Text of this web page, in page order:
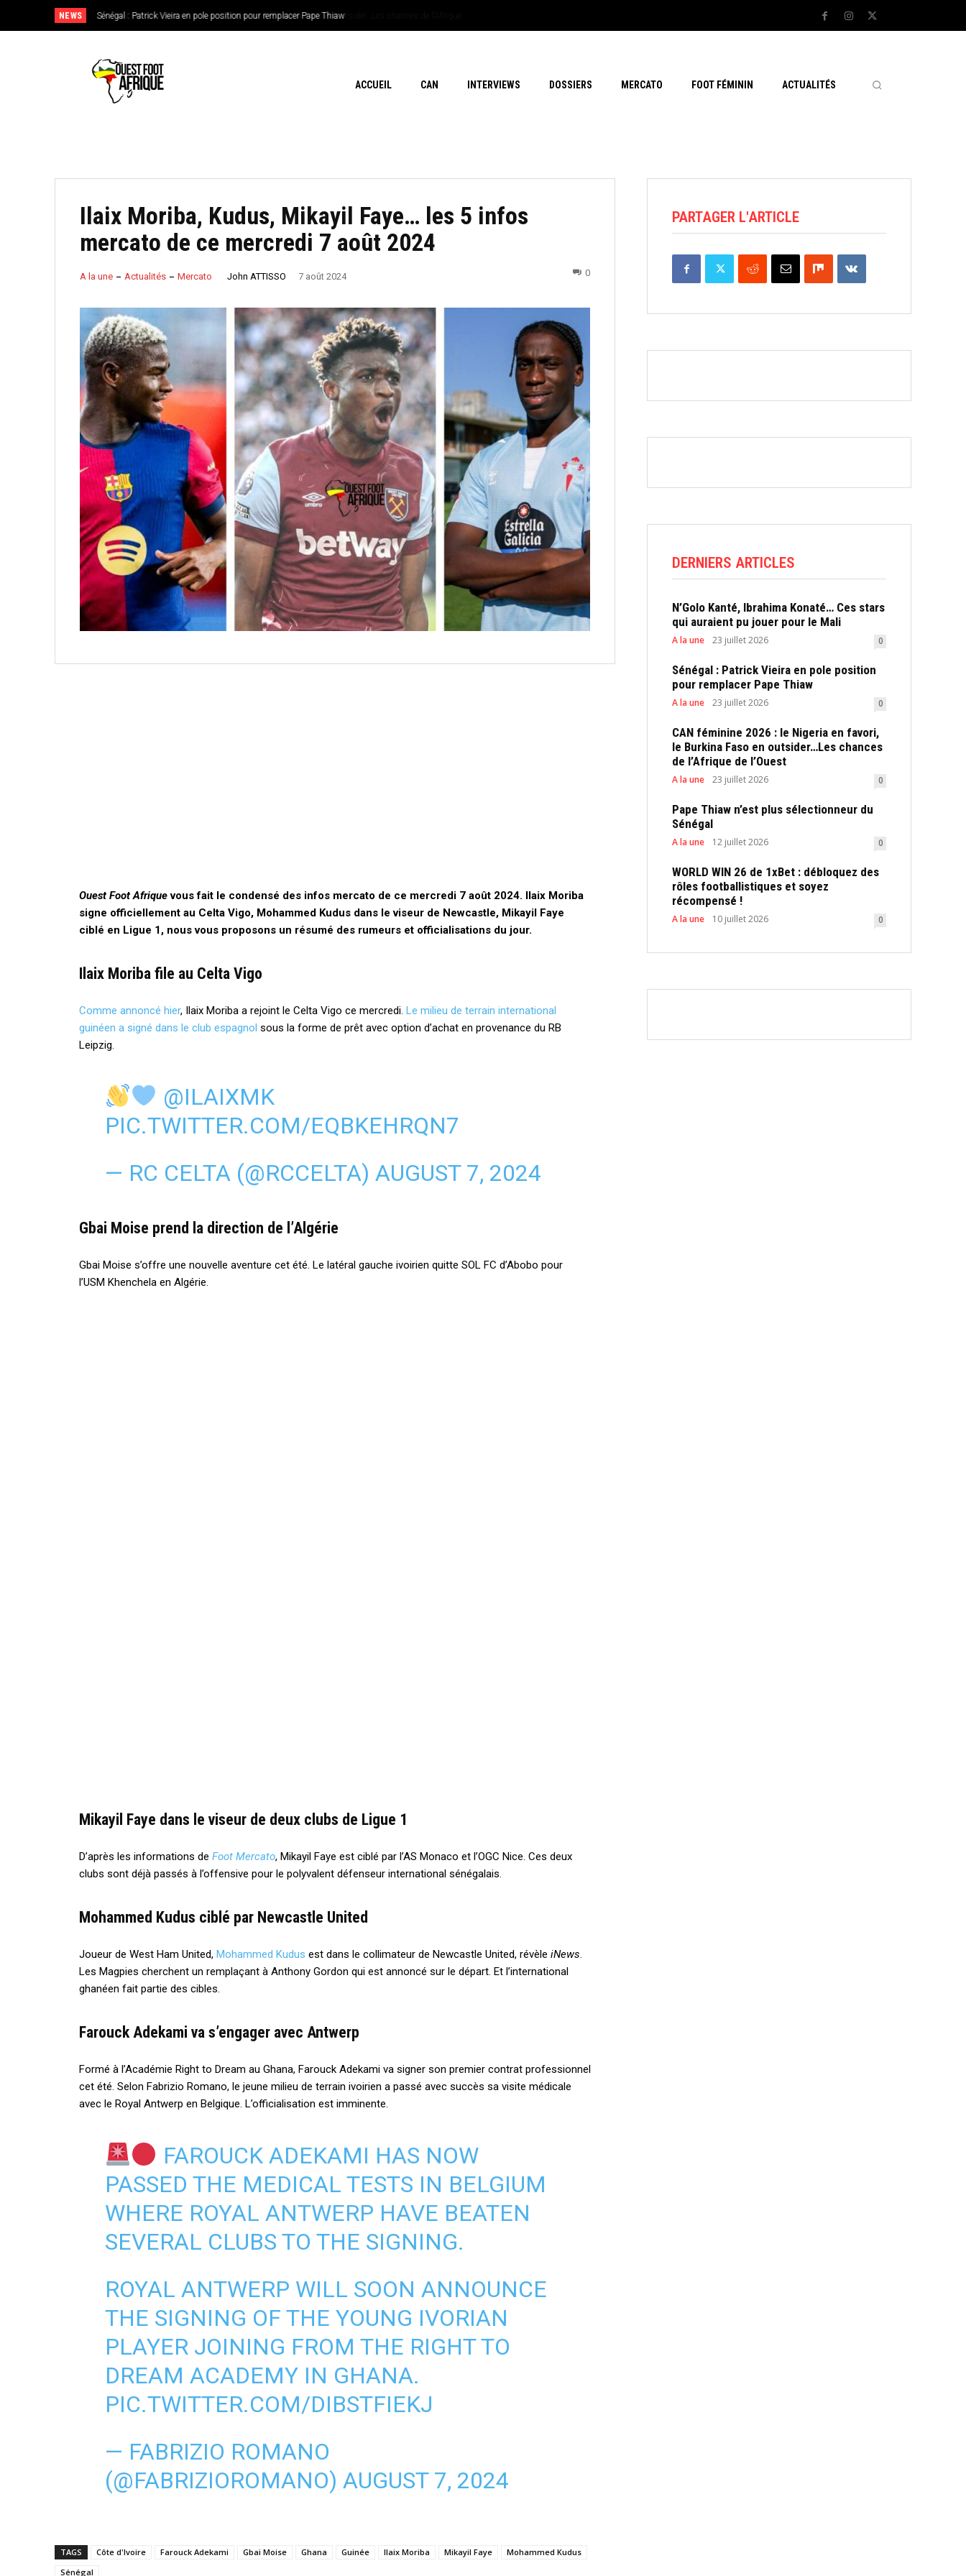
NEWS
CAN féminine 2026 : le Nigeria en favori, le Burkina Faso en outsider…Les chances de l’Afrique
de l’Ouest
ACCUEIL CAN INTERVIEWS DOSSIERS MERCATO FOOT FÉMININ ACTUALITÉS
Ilaix Moriba, Kudus, Mikayil Faye… les 5 infos
mercato de ce mercredi 7 août 2024
A la une Actualités Mercato John ATTISSO 7 août 2024 0
Ouest Foot Afriquevous fait le condensé des infos mercato de ce mercredi 7 août 2024. Ilaix Moriba
signe officiellement au Celta Vigo, Mohammed Kudus dans le viseur de Newcastle, Mikayil Faye
ciblé en Ligue 1, nous vous proposons un résumé des rumeurs et officialisations du jour.
Ilaix Moriba file au Celta Vigo
Comme annoncé hier, Ilaix Moriba a rejoint le Celta Vigo ce mercredi. Le milieu de terrain international
guinéen a signé dans le club espagnol sous la forme de prêt avec option d’achat en provenance du RB
Leipzig.
@ILAIXMK
PIC.TWITTER.COM/EQBKEHRQN7
— RC CELTA (@RCCELTA) AUGUST 7, 2024
Gbai Moise prend la direction de l’Algérie
Gbai Moise s’offre une nouvelle aventure cet été. Le latéral gauche ivoirien quitte SOL FC d’Abobo pour
l’USM Khenchela en Algérie.
Mikayil Faye dans le viseur de deux clubs de Ligue 1
D’après les informations de Foot Mercato, Mikayil Faye est ciblé par l’AS Monaco et l’OGC Nice. Ces deux
clubs sont déjà passés à l’offensive pour le polyvalent défenseur international sénégalais.
Mohammed Kudus ciblé par Newcastle United
Joueur de West Ham United, Mohammed Kudus est dans le collimateur de Newcastle United, révèle iNews.
Les Magpies cherchent un remplaçant à Anthony Gordon qui est annoncé sur le départ. Et l’international
ghanéen fait partie des cibles.
Farouck Adekami va s’engager avec Antwerp
Formé à l’Académie Right to Dream au Ghana, Farouck Adekami va signer son premier contrat professionnel
cet été. Selon Fabrizio Romano, le jeune milieu de terrain ivoirien a passé avec succès sa visite médicale
avec le Royal Antwerp en Belgique. L’officialisation est imminente.
FAROUCK ADEKAMI HAS NOW
PASSED THE MEDICAL TESTS IN BELGIUM
WHERE ROYAL ANTWERP HAVE BEATEN
SEVERAL CLUBS TO THE SIGNING.
ROYAL ANTWERP WILL SOON ANNOUNCE
THE SIGNING OF THE YOUNG IVORIAN
PLAYER JOINING FROM THE RIGHT TO
DREAM ACADEMY IN GHANA.
PIC.TWITTER.COM/DIBSTFIEKJ
— FABRIZIO ROMANO
(@FABRIZIOROMANO) AUGUST 7, 2024
TAGS Côte d'Ivoire Farouck Adekami Gbai Moise Ghana Guinée Ilaix Moriba Mikayil Faye
Mohammed Kudus
Sénégal
PARTAGER L'ARTICLE
DERNIERS ARTICLES
N’Golo Kanté, Ibrahima Konaté… Ces stars
qui auraient pu jouer pour le Mali
A la une 23 juillet 2026 0
Sénégal : Patrick Vieira en pole position
pour remplacer Pape Thiaw
A la une 23 juillet 2026 0
CAN féminine 2026 : le Nigeria en favori,
le Burkina Faso en outsider…Les chances
de l’Afrique de l’Ouest
A la une 23 juillet 2026 0
Pape Thiaw n’est plus sélectionneur du
Sénégal
A la une 12 juillet 2026 0
WORLD WIN 26 de 1xBet : débloquez des
rôles footballistiques et soyez
récompensé !
A la une 10 juillet 2026 0